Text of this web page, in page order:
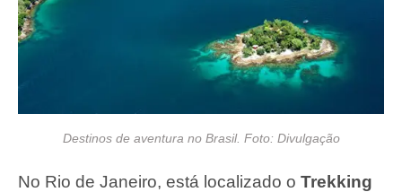
Destinos de aventura no Brasil. Foto: Divulgação
No Rio de Janeiro, está localizado o Trekking